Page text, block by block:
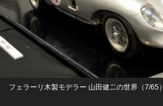
フェラーリ木製モデラー 山田健二の世界（7/65）